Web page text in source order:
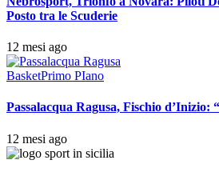
Posto tra le Scuderie
12 mesi ago
BasketPrimo PIano
Passalacqua Ragusa, Fischio d’Inizio:
12 mesi ago